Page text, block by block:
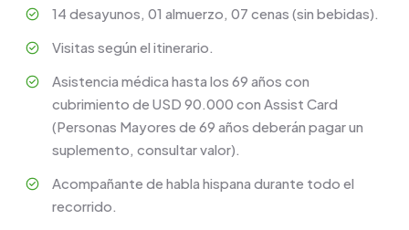
14 desayunos, 01 almuerzo, 07 cenas (sin bebidas).
Visitas según el itinerario.
Asistencia médica hasta los 69 años con
cubrimiento de USD 90.000 con Assist Card
(Personas Mayores de 69 años deberán pagar un
suplemento, consultar valor).
Acompañante de habla hispana durante todo el
recorrido.